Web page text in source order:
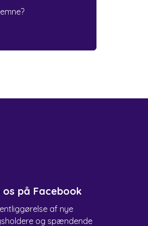
os på Facebook
af nye
og spændende